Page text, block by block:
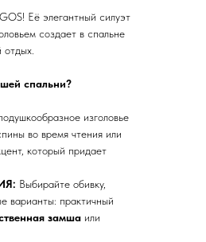
Её элегантный силуэт
создает в спальне
отдых.
спальни?
изголовье
во время чтения или
который придает
Выбирайте обивку,
варианты: практичный
замша или